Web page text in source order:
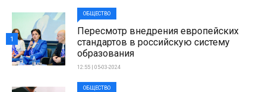
ОБЩЕСТВО
Пересмотр внедрения европейских
стандартов в российскую систему
образования
12:55 | 05-03-2024
1
ОБЩЕСТВО